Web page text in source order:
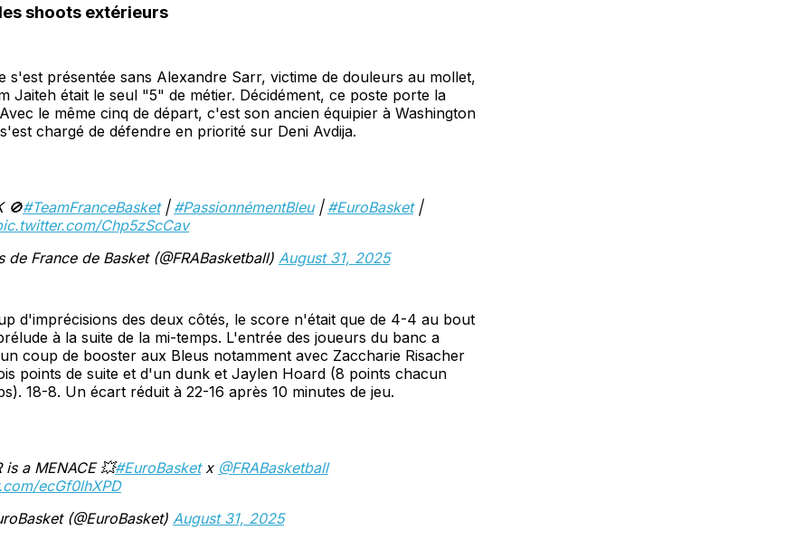
shoots extérieurs
s'est présentée sans Alexandre Sarr, victime de douleurs au mollet,
Jaiteh était le seul "5" de métier. Décidément, ce poste porte la
le même cinq de départ, c'est son ancien équipier à Washington
chargé de défendre en priorité sur Deni Avdija.
🚫#TeamFranceBasket| #PassionnémentBleu| #EuroBasket|
Chp5zScCav
France de Basket (@FRABasketball) August 31, 2025
d'imprécisions des deux côtés, le score n'était que de 4-4 au bout
à la suite de la mi-temps. L'entrée des joueurs du banc a
coup de booster aux Bleus notamment avec Zaccharie Risacher
points de suite et d'un dunk et Jaylen Hoard (8 points chacun
18-8. Un écart réduit à 22-16 après 10 minutes de jeu.
is a MENACE 💥#EuroBasketx @FRABasketball
ecGf0lhXPD
(@EuroBasket) August 31, 2025